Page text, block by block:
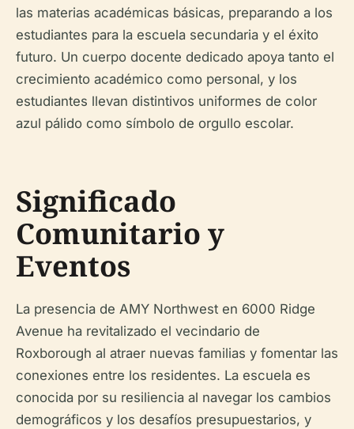
las materias académicas básicas, preparando a los
estudiantes para la escuela secundaria y el éxito
futuro. Un cuerpo docente dedicado apoya tanto el
crecimiento académico como personal, y los
estudiantes llevan distintivos uniformes de color
azul pálido como símbolo de orgullo escolar.
Significado
Comunitario y
Eventos
La presencia de AMY Northwest en 6000 Ridge
Avenue ha revitalizado el vecindario de
Roxborough al atraer nuevas familias y fomentar las
conexiones entre los residentes. La escuela es
conocida por su resiliencia al navegar los cambios
demográficos y los desafíos presupuestarios, y